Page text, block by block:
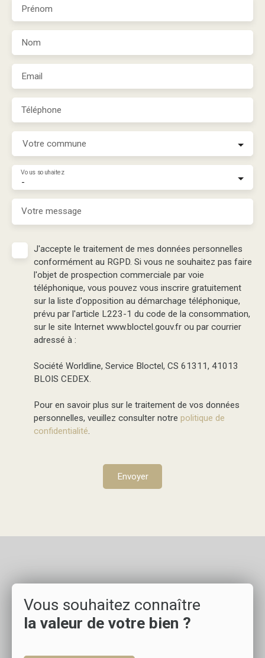
Prénom
Nom
Email
Téléphone
Votre commune
-
Vous souhaitez
Votre message
J'accepte le traitement de mes données personnelles
conformément au RGPD. Si vous ne souhaitez pas faire
l'objet de prospection commerciale par voie
téléphonique, vous pouvez vous inscrire gratuitement
sur la liste d'opposition au démarchage téléphonique,
prévu par l'article L223-1 du code de la consommation,
sur le site Internet www.bloctel.gouv.fr ou par courrier
adressé à :
Société Worldline, Service Bloctel, CS 61311, 41013
BLOIS CEDEX.
Pour en savoir plus sur le traitement de vos données
personnelles, veuillez consulter notre politique de
confidentialité.
Envoyer
Vous souhaitez connaître
la valeur de votre bien ?